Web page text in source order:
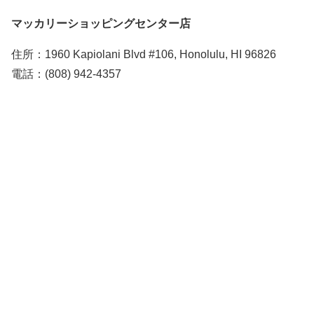
マッカリーショッピングセンター店
住所：1960 Kapiolani Blvd #106, Honolulu, HI 96826
電話：(808) 942-4357